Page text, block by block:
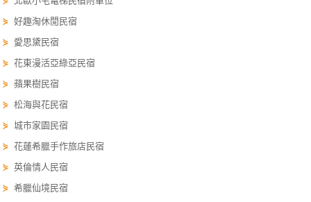
員
帳
戶
客
服
聯
單
⋟好趣淘休閒民宿
⋟ 愛思黛民宿
⋟花東漫活亞綠亞民宿
⋟蘋果樹民宿
⋟松海與花民宿
⋟城市家園民宿
⋟花蓮希臘手作旅店民宿
⋟英倫情人民宿
⋟希臘仙境民宿